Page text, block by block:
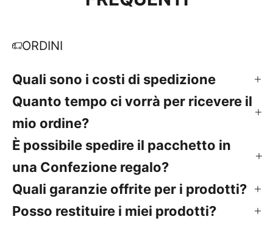
ORDINI
Quali sono i costi di spedizione
Quanto tempo ci vorrà per ricevere il
mio ordine?
È possibile spedire il pacchetto in
una Confezione regalo?
Quali garanzie offrite per i prodotti?
Posso restituire i miei prodotti?